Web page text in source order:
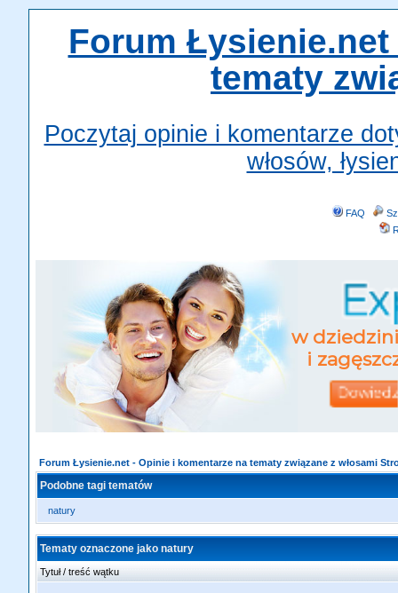
Forum
tematy
Poczytaj opinie i komentarze
włosów,
FAQ
Forum Łysienie.net - Opinie i komentarze na tematy związane z włosami
Podobne tagi tematów
natury
Tematy oznaczone jako natury
Tytuł / treść wątku